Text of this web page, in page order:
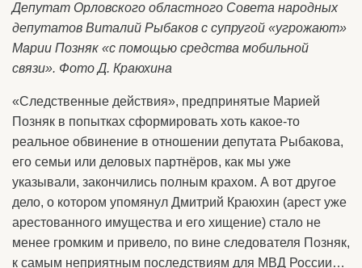
Депутат Орловского областного Совета народных
депутатов Виталий Рыбаков с супругой «угрожают»
Марии Позняк «с помощью средства мобильной
связи». Фото Д. Краюхина
«Следственные действия», предпринятые Марией
Позняк в попытках сформировать хоть какое-то
реальное обвинение в отношении депутата Рыбакова,
его семьи или деловых партнёров, как мы уже
указывали, закончились полным крахом. А вот другое
дело, о котором упомянул Дмитрий Краюхин (арест уже
арестованного имущества и его хищение) стало не
менее громким и привело, по вине следователя Позняк,
к самым неприятным последствиям для МВД России…